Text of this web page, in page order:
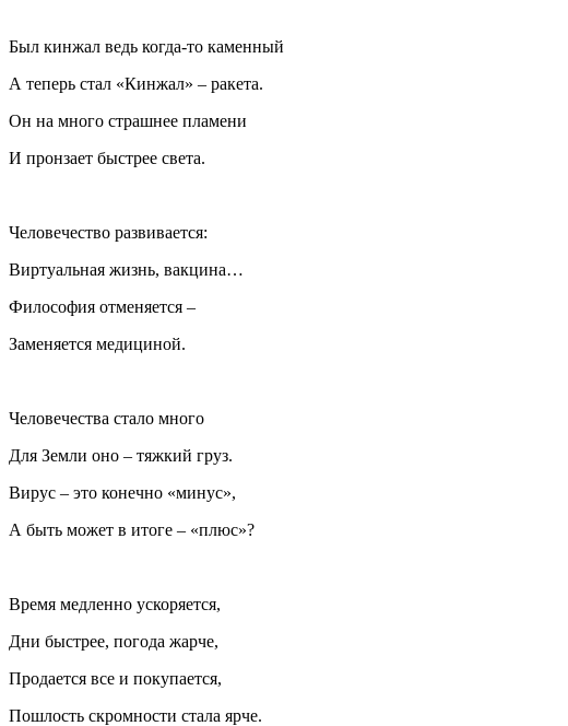
Был кинжал ведь когда-то каменный
А теперь стал «Кинжал» – ракета.
Он на много страшнее пламени
И пронзает быстрее света.
Человечество развивается:
Виртуальная жизнь, вакцина…
Философия отменяется –
Заменяется медициной.
Человечества стало много
Для Земли оно – тяжкий груз.
Вирус – это конечно «минус»,
А быть может в итоге – «плюс»?
Время медленно ускоряется,
Дни быстрее, погода жарче,
Продается все и покупается,
Пошлость скромности стала ярче.